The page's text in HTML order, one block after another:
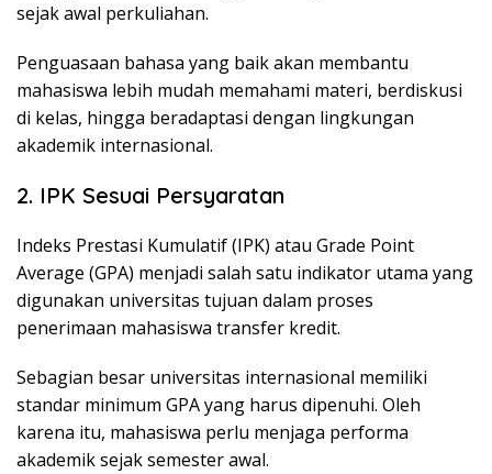
sejak awal perkuliahan.
Penguasaan bahasa yang baik akan membantu
mahasiswa lebih mudah memahami materi, berdiskusi
di kelas, hingga beradaptasi dengan lingkungan
akademik internasional.
2. IPK Sesuai Persyaratan
Indeks Prestasi Kumulatif (IPK) atau Grade Point
Average (GPA) menjadi salah satu indikator utama yang
digunakan universitas tujuan dalam proses
penerimaan mahasiswa transfer kredit.
Sebagian besar universitas internasional memiliki
standar minimum GPA yang harus dipenuhi. Oleh
karena itu, mahasiswa perlu menjaga performa
akademik sejak semester awal.